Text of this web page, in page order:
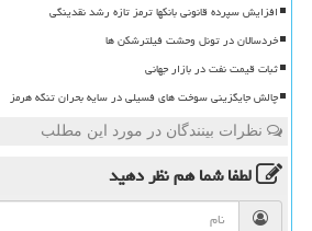
افزایش سپرده قانونی بانکها ترمز تازه رشد نقدینگی
خردسالان در تونل وحشت فیلترشکن ها
ثبات قیمت نفت در بازار جهانی
چالش جایگزینی سوخت های فسیلی در سایه بحران تنگه هرمز
نظرات بینندگان در مورد این مطلب
لطفا شما همنظر دهید